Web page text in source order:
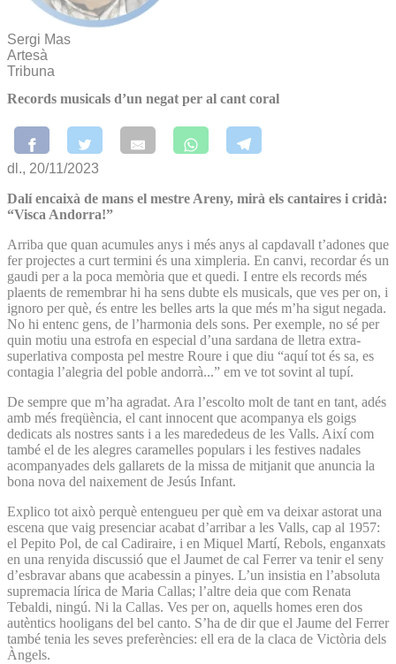
Sergi Mas
Artesà
Tribuna
Records musicals d’un negat per al cant coral
dl., 20/11/2023
Dalí encaixà de mans el mestre Areny, mirà els cantaires i cridà:
“Visca Andorra!”
Arriba que quan acumules anys i més anys al capdavall t’adones que
fer projectes a curt termini és una ximpleria. En canvi, recordar és un
gaudi per a la poca memòria que et quedi. I entre els records més
plaents de remembrar hi ha sens dubte els musicals, que ves per on, i
ignoro per què, és entre les belles arts la que més m’ha sigut negada.
No hi entenc gens, de l’harmonia dels sons. Per exemple, no sé per
quin motiu una estrofa en especial d’una sardana de lletra extra-
superlativa composta pel mestre Roure i que diu “aquí tot és sa, es
contagia l’alegria del poble andorrà...” em ve tot sovint al tupí.
De sempre que m’ha agradat. Ara l’escolto molt de tant en tant, adés
amb més freqüència, el cant innocent que acompanya els goigs
dedicats als nostres sants i a les marededeus de les Valls. Així com
també el de les alegres caramelles populars i les festives nadales
acompanyades dels gallarets de la missa de mitjanit que anuncia la
bona nova del naixement de Jesús Infant.
Explico tot això perquè entengueu per què em va deixar astorat una
escena que vaig presenciar acabat d’arribar a les Valls, cap al 1957:
el Pepito Pol, de cal Cadiraire, i en Miquel Martí, Rebols, enganxats
en una renyida discussió que el Jaumet de cal Ferrer va tenir el seny
d’esbravar abans que acabessin a pinyes. L’un insistia en l’absoluta
supremacia lírica de Maria Callas; l’altre deia que com Renata
Tebaldi, ningú. Ni la Callas. Ves per on, aquells homes eren dos
autèntics hooligans del bel canto. S’ha de dir que el Jaume del Ferrer
també tenia les seves preferències: ell era de la claca de Victòria dels
Àngels.